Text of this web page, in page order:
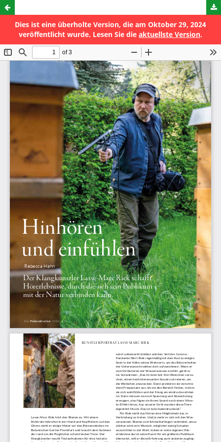
Dies ist eine überholte Version, die am Oktober 29, 2024
veröffentlicht wurde. Lesen Sie die aktuellste Version.